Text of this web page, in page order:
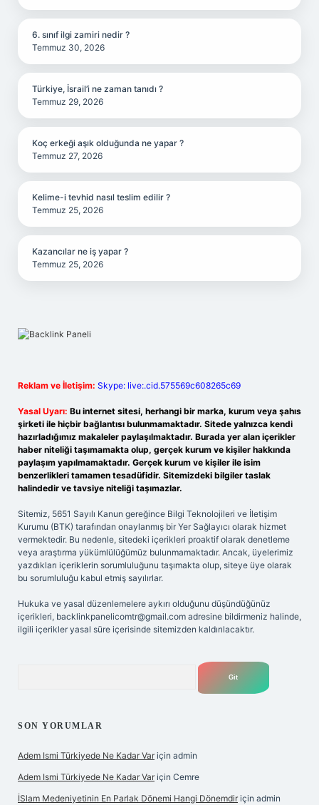
6. sınıf ilgi zamiri nedir ?
Temmuz 30, 2026
Türkiye, İsrail’i ne zaman tanıdı ?
Temmuz 29, 2026
Koç erkeği aşık olduğunda ne yapar ?
Temmuz 27, 2026
Kelime-i tevhid nasıl teslim edilir ?
Temmuz 25, 2026
Kazancılar ne iş yapar ?
Temmuz 25, 2026
Reklam ve İletişim: Skype: live:.cid.575569c608265c69
Yasal Uyarı: Bu internet sitesi, herhangi bir marka, kurum veya şahıs
şirketi ile hiçbir bağlantısı bulunmamaktadır. Sitede yalnızca kendi
hazırladığımız makaleler paylaşılmaktadır. Burada yer alan içerikler
haber niteliği taşımamakta olup, gerçek kurum ve kişiler hakkında
paylaşım yapılmamaktadır. Gerçek kurum ve kişiler ile isim
benzerlikleri tamamen tesadüfidir. Sitemizdeki bilgiler taslak
halindedir ve tavsiye niteliği taşımazlar.
Sitemiz, 5651 Sayılı Kanun gereğince Bilgi Teknolojileri ve İletişim
Kurumu (BTK) tarafından onaylanmış bir Yer Sağlayıcı olarak hizmet
vermektedir. Bu nedenle, sitedeki içerikleri proaktif olarak denetleme
veya araştırma yükümlülüğümüz bulunmamaktadır. Ancak, üyelerimiz
yazdıkları içeriklerin sorumluluğunu taşımakta olup, siteye üye olarak
bu sorumluluğu kabul etmiş sayılırlar.
Hukuka ve yasal düzenlemelere aykırı olduğunu düşündüğünüz
içerikleri, backlinkpanelicomtr@gmail.com adresine bildirmeniz halinde,
ilgili içerikler yasal süre içerisinde sitemizden kaldırılacaktır.
SON YORUMLAR
Adem Ismi Türkiyede Ne Kadar Var için admin
Adem Ismi Türkiyede Ne Kadar Var için Cemre
İSlam Medeniyetinin En Parlak Dönemi Hangi Dönemdir için admin